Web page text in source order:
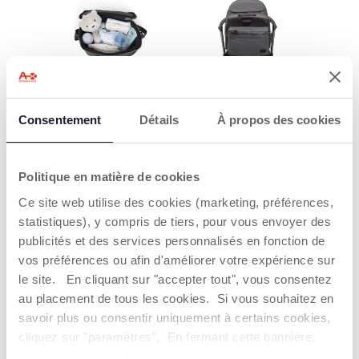
Consentement Détails À propos des cookies
Politique en matière de cookies
Ce site web utilise des cookies (marketing, préférences,
statistiques), y compris de tiers, pour vous envoyer des
publicités et des services personnalisés en fonction de
vos préférences ou afin d'améliorer votre expérience sur
le site. En cliquant sur "accepter tout", vous consentez
au placement de tous les cookies. Si vous souhaitez en
savoir plus ou consentir uniquement à certains cookies,
cliquez sur "paramètres". En fermant cette bannière,
vous consentez à l'utilisation des seuls cookies
offrir un maximum
rangement pour
toutes vos affaires
Il s'attache facilement
sur la poussette grâce
aux sangles réglables.